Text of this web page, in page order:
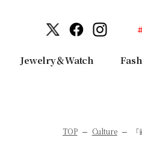
Jewelry＆Watch
TOP Culture